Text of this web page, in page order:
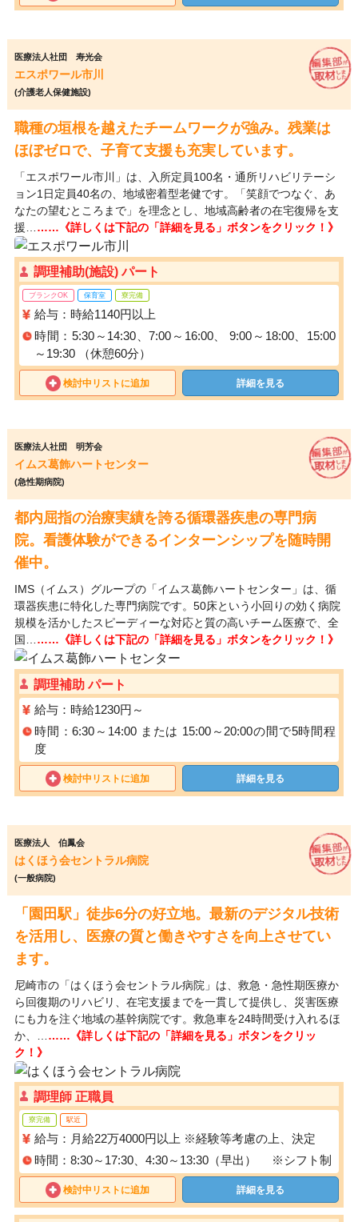
医療法人社団 寿光会
エスポワール市川
(介護老人保健施設)
職種の垣根を越えたチームワークが強み。残業は
ほぼゼロで、子育て支援も充実しています。
「エスポワール市川」は、入所定員100名・通所リハビリテーシ
ョン1日定員40名の、地域密着型老健です。「笑顔でつなぐ、あ
なたの望むところまで」を理念とし、地域高齢者の在宅復帰を支
援… ……《詳しくは下記の「詳細を見る」ボタンをクリック！》
調理補助(施設) パート
ブランクOK 保育室 寮完備
給与：時給1140円以上
時間：5:30～14:30、7:00～16:00、 9:00～18:00、15:00
～19:30 （休憩60分）
検討中リストに追加 詳細を見る
医療法人社団 明芳会
イムス葛飾ハートセンター
(急性期病院)
都内屈指の治療実績を誇る循環器疾患の専門病
院。看護体験ができるインターンシップを随時開
催中。
IMS（イムス）グループの「イムス葛飾ハートセンター」は、循
環器疾患に特化した専門病院です。50床という小回りの効く病院
規模を活かしたスピーディーな対応と質の高いチーム医療で、全
国… ……《詳しくは下記の「詳細を見る」ボタンをクリック！》
調理補助 パート
給与：時給1230円～
時間：6:30～14:00 または 15:00～20:00の間で5時間程
度
検討中リストに追加 詳細を見る
医療法人 伯鳳会
はくほう会セントラル病院
(一般病院)
「園田駅」徒歩6分の好立地。最新のデジタル技術
を活用し、医療の質と働きやすさを向上させてい
ます。
尼崎市の「はくほう会セントラル病院」は、救急・急性期医療か
ら回復期のリハビリ、在宅支援までを一貫して提供し、災害医療
にも力を注ぐ地域の基幹病院です。救急車を24時間受け入れるほ
か、… ……《詳しくは下記の「詳細を見る」ボタンをクリッ
ク！》
調理師 正職員
寮完備 駅近
給与：月給22万4000円以上 ※経験等考慮の上、決定
時間：8:30～17:30、4:30～13:30（早出） ※シフト制
検討中リストに追加 詳細を見る